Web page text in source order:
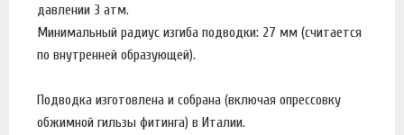
давлении 3 атм.
Минимальный радиус изгиба подводки: 27 мм (считается
по внутренней образующей).
Подводка изготовлена и собрана (включая опрессовку
обжимной гильзы фитинга) в Италии.